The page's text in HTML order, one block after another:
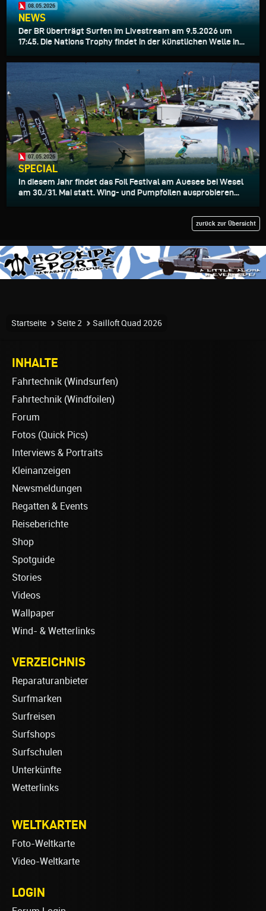
08.05.2026
NEWS
Der BR überträgt Surfen im Livestream am 9.5.2026 um
17:45. Die Nations Trophy findet in der künstlichen Welle in...
07.05.2026
SPECIAL
In diesem Jahr findet das Foil Festival am Auesee bei Wesel
am 30./31. Mai statt. Wing- und Pumpfoilen ausprobieren...
zurück zur Übersicht
Startseite Seite 2 Sailloft Quad 2026
INHALTE
Fahrtechnik (Windsurfen)
Fahrtechnik (Windfoilen)
Forum
Fotos (Quick Pics)
Interviews & Portraits
Kleinanzeigen
Newsmeldungen
Regatten & Events
Reiseberichte
Shop
Spotguide
Stories
Videos
Wallpaper
Wind- & Wetterlinks
VERZEICHNIS
Reparaturanbieter
Surfmarken
Surfreisen
Surfshops
Surfschulen
Unterkünfte
Wetterlinks
WELTKARTEN
Foto-Weltkarte
Video-Weltkarte
LOGIN